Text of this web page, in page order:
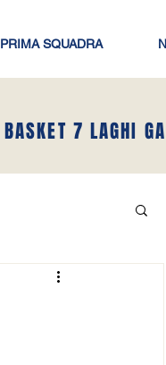
PRIMA SQUADRA
BASKET 7 LAGHI